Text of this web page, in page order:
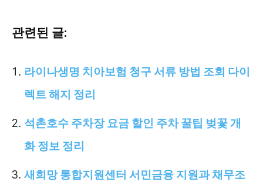
관련된 글:
라이나생명 치아보험 청구 서류 방법 조회 다이
렉트 해지 정리
석촌호수 주차장 요금 할인 주차 꿀팁 벚꽃 개
화 정보 정리
새희망 통합지원센터 서민금융 지원과 채무조